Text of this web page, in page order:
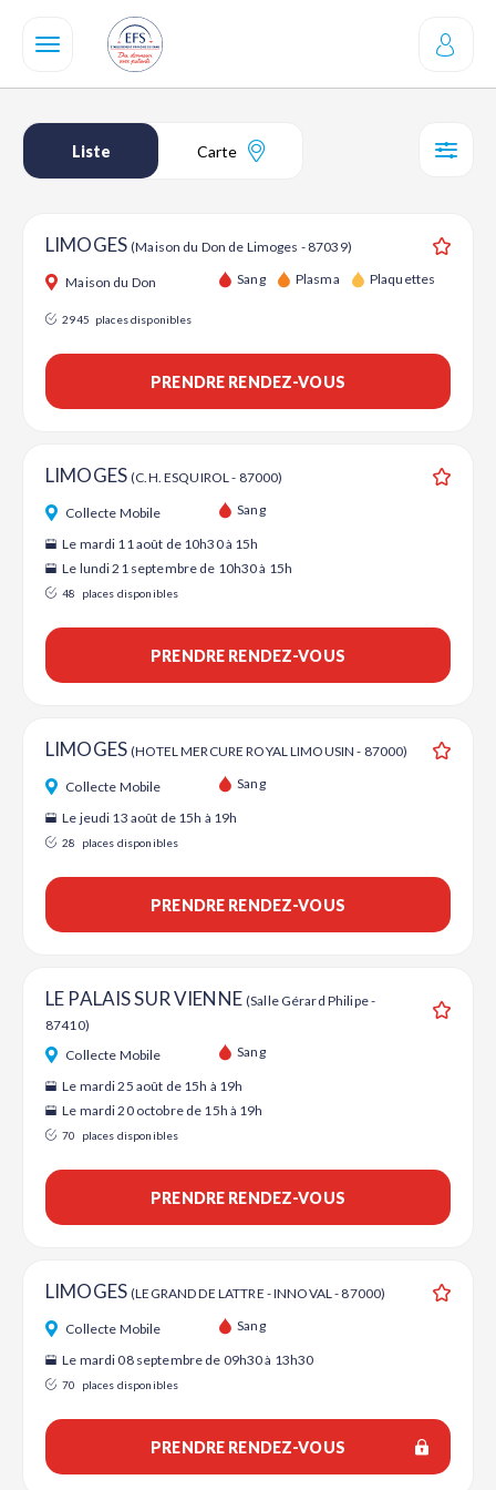
contenu
Liste Carte
LIMOGES(Maison du Don de Limoges - 87039)
Maison du Don Sang Plasma Plaquettes
2945 places disponibles
PRENDRE RENDEZ-VOUS
LIMOGES(C.H. ESQUIROL - 87000)
Collecte Mobile Sang
Le mardi 11 août de 10h30 à 15h
Le lundi 21 septembre de 10h30 à 15h
48 places disponibles
PRENDRE RENDEZ-VOUS
LIMOGES(HOTEL MERCURE ROYAL LIMOUSIN - 87000)
Collecte Mobile Sang
Le jeudi 13 août de 15h à 19h
28 places disponibles
PRENDRE RENDEZ-VOUS
LE PALAIS SUR VIENNE (Salle Gérard Philipe -
87410)
Collecte Mobile Sang
Le mardi 25 août de 15h à 19h
Le mardi 20 octobre de 15h à 19h
70 places disponibles
PRENDRE RENDEZ-VOUS
LIMOGES(LEGRAND DE LATTRE - INNOVAL - 87000)
Collecte Mobile Sang
Le mardi 08 septembre de 09h30 à 13h30
70 places disponibles
PRENDRE RENDEZ-VOUS